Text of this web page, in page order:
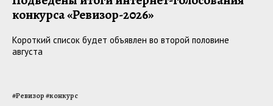
конкурса «Ревизор-2026»
Короткий список будет объявлен во второй половине
августа
#Ревизор#конкурс